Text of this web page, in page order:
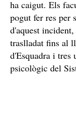
ha caigut. Els
pogut fer res per
d'aquest
traslladat fins al
d'Esquadra i tres
psicològic del